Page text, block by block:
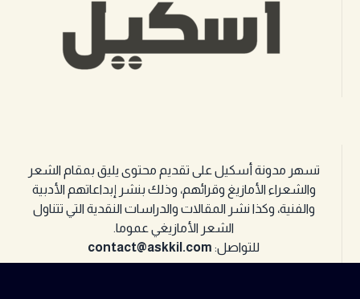
تسهر مدونة أسكيل على تقديم محتوى يليق بمقام الشعر
والشعراء الأمازيغ وقرائهم، وذلك بنشر إبداعاتهم الأدبية
والفنية، وكذا نشر المقالات والدراسات النقدية التي تتناول
الشعر الأمازيغي عموما.
للتواصل: contact@askkil.com